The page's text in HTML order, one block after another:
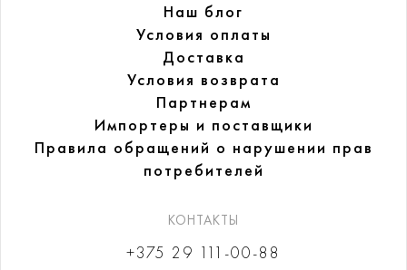
Наш блог
Условия оплаты
Доставка
Условия возврата
Партнерам
Импортеры и поставщики
Правила обращений о нарушении прав
потребителей
КОНТАКТЫ
+375 29 111-00-88